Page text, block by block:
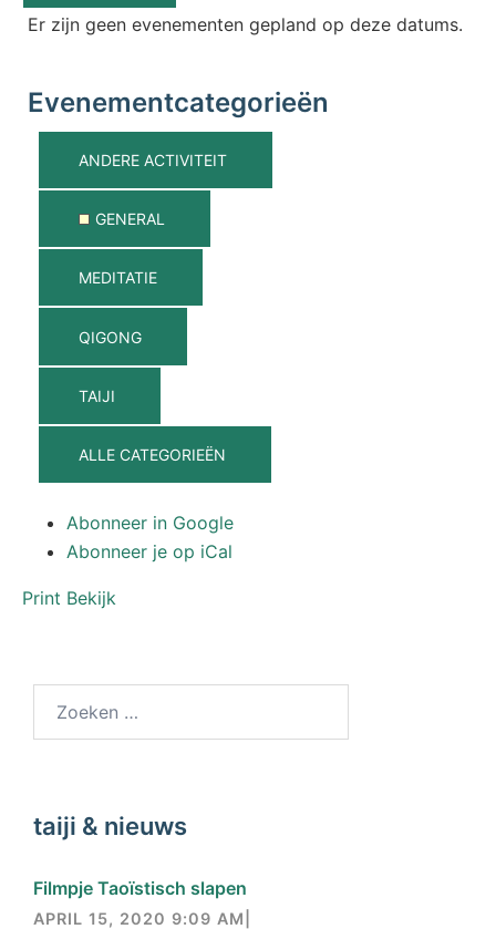
Er zijn geen evenementen gepland op deze datums.
Evenementcategorieën
ANDERE ACTIVITEIT
GENERAL
MEDITATIE
QIGONG
TAIJI
ALLE CATEGORIEËN
Abonneer in Google
Abonneer je op iCal
Print Bekijk
taiji & nieuws
Filmpje Taoïstisch slapen
APRIL 15, 2020 9:09 AM